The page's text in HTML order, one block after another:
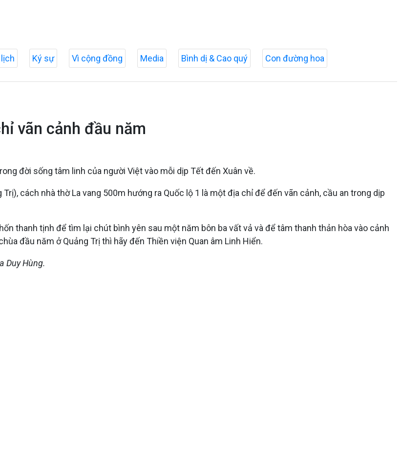
lịch Ký sự Vì cộng đồng Media Bình dị & Cao quý Con đường hoa
vãn cảnh đầu năm
đời sống tâm linh của người Việt vào mỗi dịp Tết đến Xuân về.
cách nhà thờ La vang 500m hướng ra Quốc lộ 1 là một địa chỉ để đến vãn cảnh, cầu an trong dịp
thanh tịnh để tìm lại chút bình yên sau một năm bôn ba vất vả và để tâm thanh thản hòa vào cảnh
đầu năm ở Quảng Trị thì hãy đến Thiền viện Quan âm Linh Hiển.
Duy Hùng.